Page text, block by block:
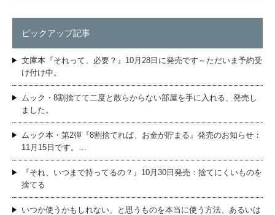
ピックアップ記事
文庫本『それって、必要？』10月28日に発売です～ただいま予約受
け付け中。
ムック・8割捨てて二度と散らからない部屋を手に入れる、発売し
ました。
ムック本・第2弾『8割捨てれば、お金が貯まる』発売のお知らせ：
11月15日です。…
『それ、いつまで持ってるの？』10月30日発売：捨てにくいものを
捨てる
いつか使うかもしれない、と思うものを本当に使う方法、あるいは